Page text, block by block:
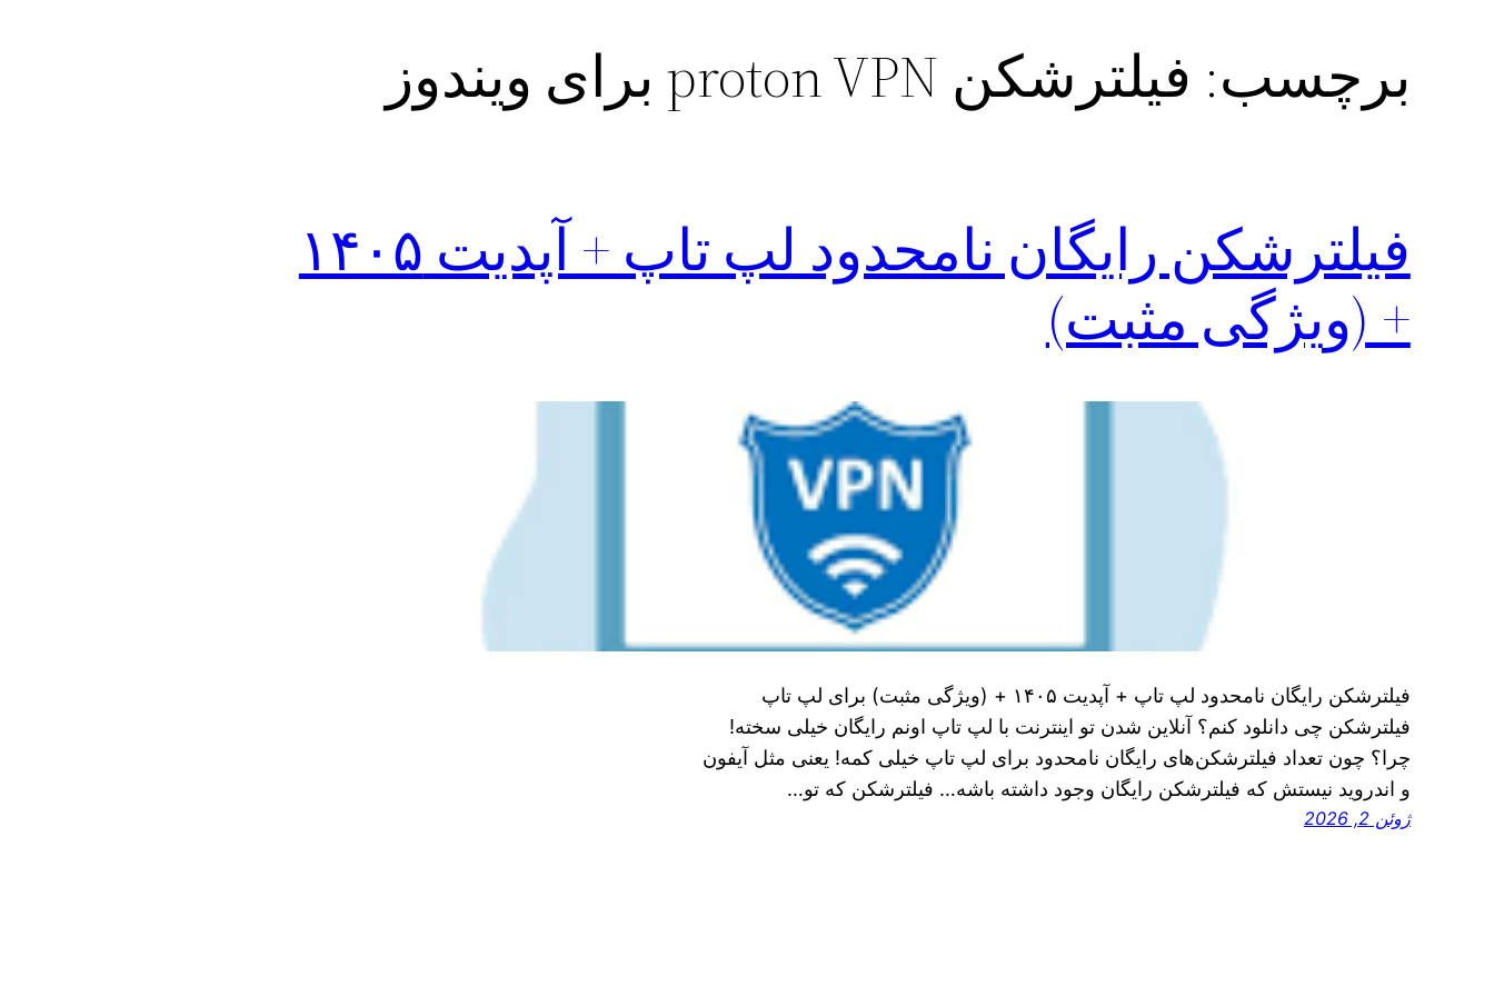
برچسب: فیلترشکن proton VPN‌ برای ویندوز
فیلترشکن رایگان نامحدود لپ تاپ + آپدیت ۱۴۰۵
+ (ویژگی مثبت)
فیلترشکن رایگان نامحدود لپ تاپ + آپدیت ۱۴۰۵ + (ویژگی مثبت) برای لپ تاپ
فیلترشکن چی دانلود کنم؟ آنلاین شدن تو اینترنت با لپ تاپ اونم رایگان خیلی سخته!
چرا؟ چون تعداد فیلترشکن‌های رایگان نامحدود برای لپ تاپ خیلی کمه! یعنی مثل آیفون
و اندروید نیستش که فیلترشکن رایگان وجود داشته باشه… فیلترشکن که تو…
ژوئن 2, 2026